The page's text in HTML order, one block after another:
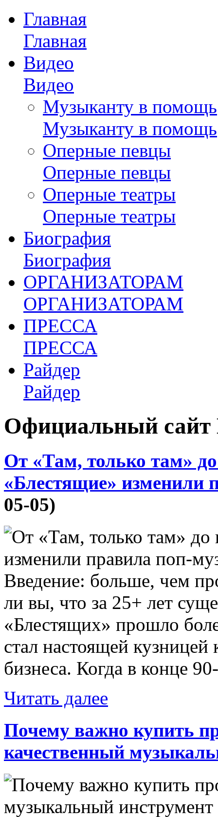
Главная
Главная
Видео
Видео
Музыканту в помощь
Музыканту в помощь
Оперные певцы
Оперные певцы
Оперные театры
Оперные театры
Биография
Биография
ОРГАНИЗАТОРАМ
ОРГАНИЗАТОРАМ
ПРЕССА
ПРЕССА
Райдер
Райдер
Официальный сайт
От «Там, только там»
«Блестящие» изменили
05-05)
Введение: больше, чем
ли вы, что за 25+ лет
«Блестящих» прошло
стал настоящей
бизнеса. Когда в конце
Читать далее
Почему важно купить
качественный